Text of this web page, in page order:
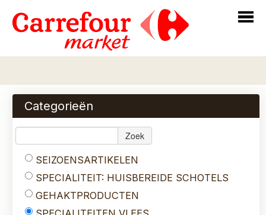
Bestellen
Assortiment
Login
Contact
Categorieën
Zoek
SEIZOENSARTIKELEN
SPECIALITEIT: HUISBEREIDE SCHOTELS
GEHAKTPRODUCTEN